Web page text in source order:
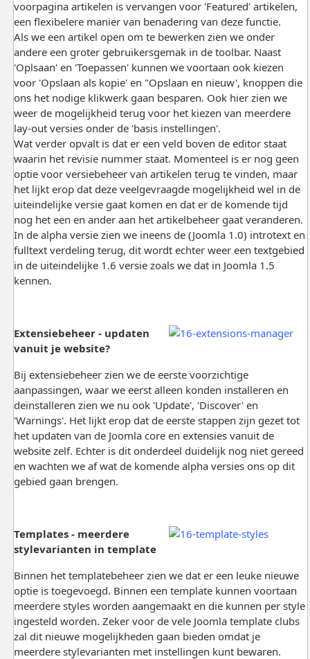
voorpagina artikelen is vervangen voor 'Featured' artikelen,
een flexibelere manier van benadering van deze functie.
Als we een artikel open om te bewerken zien we onder
andere een groter gebruikersgemak in de toolbar. Naast
'Oplsaan' en 'Toepassen' kunnen we voortaan ook kiezen
voor 'Opslaan als kopie' en "Opslaan en nieuw', knoppen die
ons het nodige klikwerk gaan besparen. Ook hier zien we
weer de mogelijkheid terug voor het kiezen van meerdere
lay-out versies onder de 'basis instellingen'.
Wat verder opvalt is dat er een veld boven de editor staat
waarin het revisie nummer staat. Momenteel is er nog geen
optie voor versiebeheer van artikelen terug te vinden, maar
het lijkt erop dat deze veelgevraagde mogelijkheid wel in de
uiteindelijke versie gaat komen en dat er de komende tijd
nog het een en ander aan het artikelbeheer gaat veranderen.
In de alpha versie zien we ineens de (Joomla 1.0) introtext en
fulltext verdeling terug, dit wordt echter weer een textgebied
in de uiteindelijke 1.6 versie zoals we dat in Joomla 1.5
kennen.
Extensiebeheer - updaten
vanuit je website?
Bij extensiebeheer zien we de eerste voorzichtige
aanpassingen, waar we eerst alleen konden installeren en
deïnstalleren zien we nu ook 'Update', 'Discover' en
'Warnings'. Het lijkt erop dat de eerste stappen zijn gezet tot
het updaten van de Joomla core en extensies vanuit de
website zelf. Echter is dit onderdeel duidelijk nog niet gereed
en wachten we af wat de komende alpha versies ons op dit
gebied gaan brengen.
Templates - meerdere
stylevarianten in template
Binnen het templatebeheer zien we dat er een leuke nieuwe
optie is toegevoegd. Binnen een template kunnen voortaan
meerdere styles worden aangemaakt en die kunnen per style
ingesteld worden. Zeker voor de vele Joomla template clubs
zal dit nieuwe mogelijkheden gaan bieden omdat je
meerdere stylevarianten met instellingen kunt bewaren.